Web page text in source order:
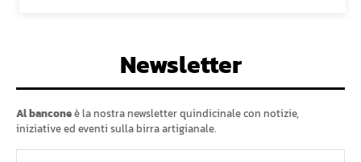
Newsletter
Al banconeè la nostra newsletter quindicinale con notizie,
iniziative ed eventi sulla birra artigianale.